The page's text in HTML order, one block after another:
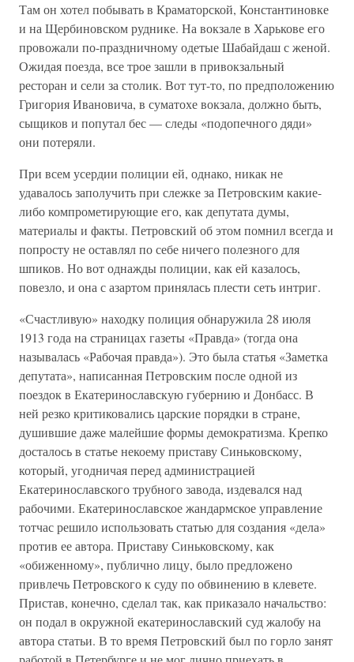
Там он хотел побывать в Краматорской, Константиновке
и на Щербиновском руднике. На вокзале в Харькове его
провожали по-праздничному одетые Шабайдаш с женой.
Ожидая поезда, все трое зашли в привокзальный
ресторан и сели за столик. Вот тут-то, по предположению
Григория Ивановича, в суматохе вокзала, должно быть,
сыщиков и попутал бес — следы «подопечного дяди»
они потеряли.
При всем усердии полиции ей, однако, никак не
удавалось заполучить при слежке за Петровским какие-
либо компрометирующие его, как депутата думы,
материалы и факты. Петровский об этом помнил всегда и
попросту не оставлял по себе ничего полезного для
шпиков. Но вот однажды полиции, как ей казалось,
повезло, и она с азартом принялась плести сеть интриг.
«Счастливую» находку полиция обнаружила 28 июля
1913 года на страницах газеты «Правда» (тогда она
называлась «Рабочая правда»). Это была статья «Заметка
депутата», написанная Петровским после одной из
поездок в Екатеринославскую губернию и Донбасс. В
ней резко критиковались царские порядки в стране,
душившие даже малейшие формы демократизма. Крепко
досталось в статье некоему приставу Синьковскому,
который, угодничая перед администрацией
Екатеринославского трубного завода, издевался над
рабочими. Екатеринославское жандармское управление
тотчас решило использовать статью для создания «дела»
против ее автора. Приставу Синьковскому, как
«обиженному», публично лицу, было предложено
привлечь Петровского к суду по обвинению в клевете.
Пристав, конечно, сделал так, как приказало начальство:
он подал в окружной екатеринославский суд жалобу на
автора статьи. В то время Петровский был по горло занят